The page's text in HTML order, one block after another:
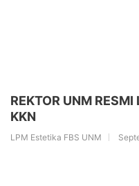
REKTOR UNM
KKN
LPM Estetika FBS UNM